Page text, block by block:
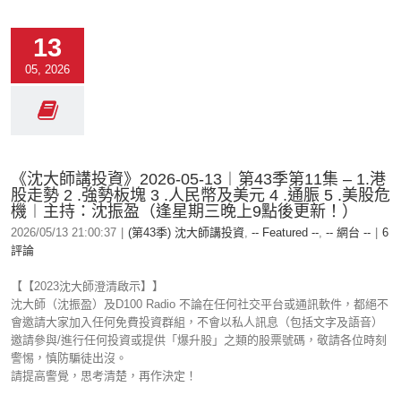
13
05, 2026
《沈大師講投資》2026-05-13︱第43季第11集 – 1.港
股走勢 2 .強勢板塊 3 .人民幣及美元 4 .通脤 5 .美股危
機︱主持：沈振盈（逢星期三晚上9點後更新！）
2026/05/13 21:00:37 (第43季) 沈大師講投資, -- Featured --, -- 網台 --
6
評論
【【2023沈大師澄清啟示】】
沈大師（沈振盈）及D100 Radio 不論在任何社交平台或通訊軟件，都絕不
會邀請大家加入任何免費投資群組，不會以私人訊息（包括文字及語音）
邀請參與/進行任何投資或提供「爆升股」之類的股票號碼，敬請各位時刻
警惕，慎防騙徒出沒。
請提高警覺，思考清楚，再作決定！